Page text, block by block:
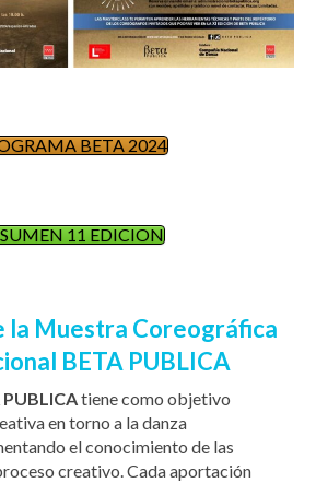
BETA 2024
11 EDICION
la Muestra Coreográfica
BETA PUBLICA
PUBLICAtiene como objetivo
en torno a la danza
el conocimiento de las
creativo. Cada aportación